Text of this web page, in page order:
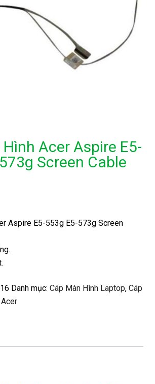
Acer Aspire E5-
Screen Cable
Aspire E5-553g E5-573g Screen
Danh mục:Cáp Màn Hình Laptop,Cáp